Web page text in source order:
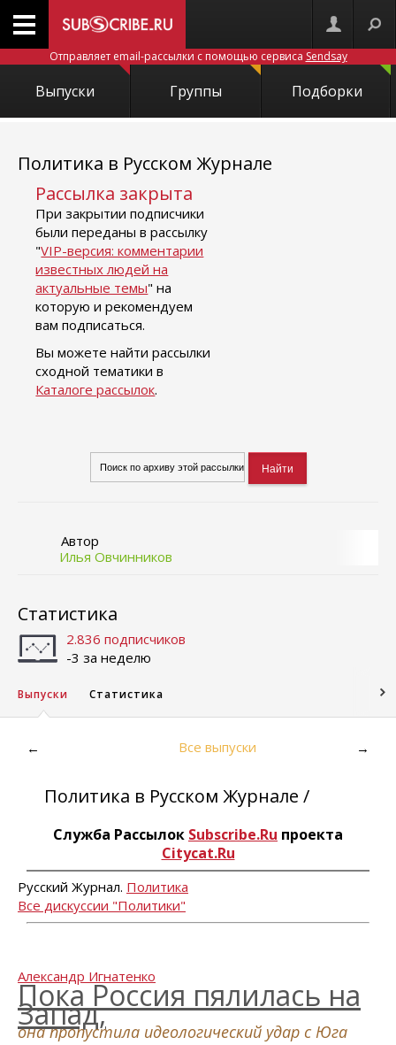
Отправляет email-рассылки с помощью сервиса Sendsay
Выпуски Группы Подборки
Политика в Русском Журнале
Рассылка закрыта
При закрытии подписчики
были переданы в рассылку
"VIP-версия: комментарии
известных людей на
актуальные темы" на
которую и рекомендуем
вам подписаться.
Вы можете найти рассылки
сходной тематики в
Каталоге рассылок.
Автор
Илья Овчинников
Статистика
2.836 подписчиков
-3 за неделю
Выпуски Статистика
← Все выпуски →
Политика в Русском Журнале /
Служба Рассылок Subscribe.Ru проекта
Citycat.Ru
Русский Журнал. Политика
Все дискуссии "Политики"
Александр Игнатенко
Пока Россия пялилась на
Запад,
она пропустила идеологический удар с Юга